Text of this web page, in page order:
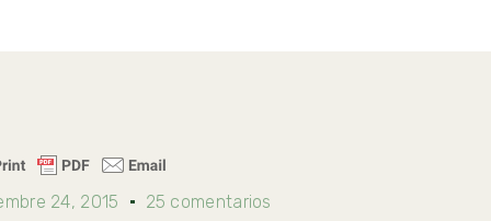
24, 2015 25 comentarios